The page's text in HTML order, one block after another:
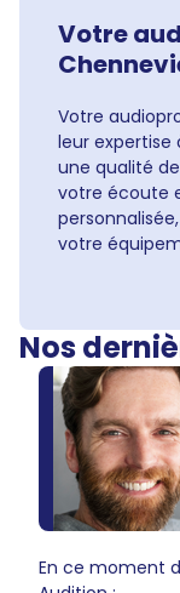
Votre
Votre
leur expertise
une qualité
votre écoute
votre
Nos
En ce moment